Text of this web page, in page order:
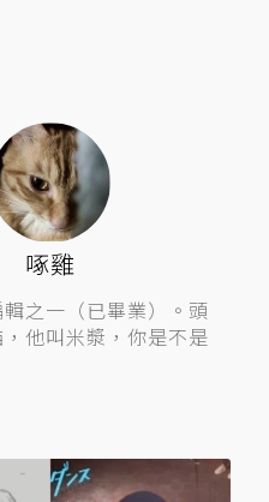
啄雞
之一（已畢業）。頭
他叫米漿，你是不是